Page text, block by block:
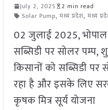
July 2, 2025
2 min read
Solar Pump, मध्य प्रदेश, मध्य
02 जुलाई 2025,
सब्सिडी पर सोलर
किसानों को सब्सिडी पर
रहा है और इसके लिए
कृषक मित्र सूर्य योजना